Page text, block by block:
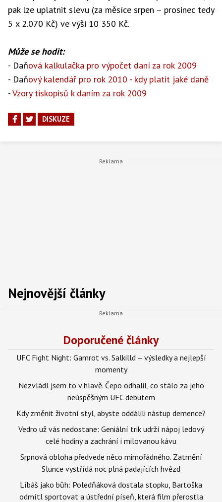
pak lze uplatnit slevu (za měsíce srpen – prosinec tedy
5 x 2.070 Kč) ve výši 10 350 Kč.
Může se hodit:
- Daňová kalkulačka pro výpočet daní za rok 2009
- Daňový kalendář pro rok 2010 - kdy platit jaké daně
-Vzory tiskopisů k daním za rok 2009
DISKUZE
Nejnovější články
Doporučené články
UFC Fight Night: Gamrot vs. Salkilld – výsledky a nejlepší
momenty
Nezvládl jsem to v hlavě. Čepo odhalil, co stálo za jeho
neúspěšným UFC debutem
Kdy změnit životní styl, abyste oddálili nástup demence?
Vedro už vás nedostane: Geniální trik udrží nápoj ledový
celé hodiny a zachrání i milovanou kávu
Srpnová obloha předvede něco mimořádného. Zatmění
Slunce vystřídá noc plná padajících hvězd
Líbáš jako bůh: Poledňáková dostala stopku, Bartoška
odmítl sportovat a ústřední píseň, která film přerostla